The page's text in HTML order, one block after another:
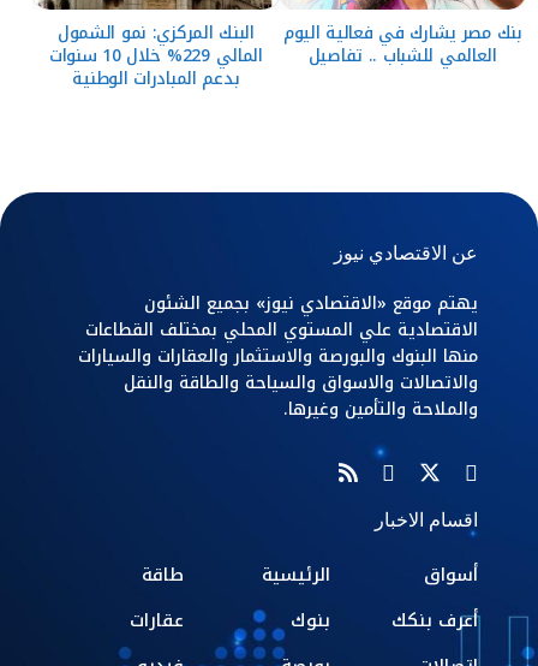
بنك مصر يشارك في فعالية اليوم
العالمي للشباب .. تفاصيل
البنك المركزي: نمو الشمول
المالي 229% خلال 10 سنوات
بدعم المبادرات الوطنية
عن الاقتصادي نيوز
يهتم موقع «الاقتصادي نيوز» بجميع الشئون
الاقتصادية علي المستوي المحلي بمختلف القطاعات
منها البنوك والبورصة والاستثمار والعقارات والسيارات
والاتصالات والاسواق والسياحة والطاقة والنقل
والملاحة والتأمين وغيرها.
اقسام الاخبار
أسواق
أعرف بنكك
الرئيسية
بنوك
طاقة
عقارات